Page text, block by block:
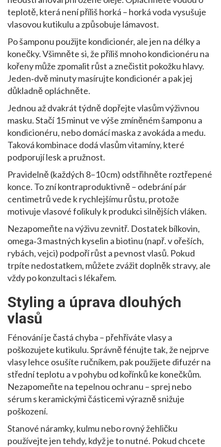
teplotě, která není příliš horká – horká voda vysušuje
vlasovou kutikulu a způsobuje lámavost.
Po šamponu použijte kondicionér, ale jen na délky a
konečky. Všimněte si, že příliš mnoho kondicionéru na
kořeny může zpomalit růst a znečistit pokožku hlavy.
Jeden‑dvě minuty masírujte kondicionér a pak jej
důkladně opláchněte.
Jednou až dvakrát týdně dopřejte vlasům výživnou
masku. Stačí 15 minut ve výše zmíněném šamponu a
kondicionéru, nebo domácí maska z avokáda a medu.
Taková kombinace dodá vlasům vitamíny, které
podporují lesk a pružnost.
Pravidelně (každých 8–10 cm) odstřihněte roztřepené
konce. To zní kontraproduktivně – odebrání pár
centimetrů vede k rychlejšímu růstu, protože
motivuje vlasové folikuly k produkci silnějších vláken.
Nezapomeňte na výživu zevnitř. Dostatek bílkovin,
omega‑3 mastných kyselin a biotinu (např. v ořeších,
rybách, vejci) podpoří růst a pevnost vlasů. Pokud
trpíte nedostatkem, můžete zvážit doplněk stravy, ale
vždy po konzultaci s lékařem.
Styling a úprava dlouhých
vlasů
Fénování je častá chyba – přehříváte vlasy a
poškozujete kutikulu. Správně fénujte tak, že nejprve
vlasy lehce osušíte ručníkem, pak použijete difuzér na
střední teplotu a v pohybu od kořínků ke konečkům.
Nezapomeňte na tepelnou ochranu – sprej nebo
sérum s keramickými částicemi výrazně snižuje
poškození.
Stanové náramky, kulmu nebo rovný žehličku
používejte jen tehdy, když je to nutné. Pokud chcete